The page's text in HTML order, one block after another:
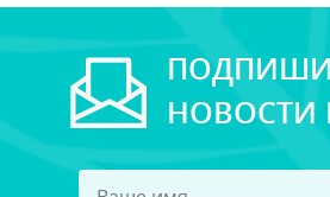
НОВОСТИ